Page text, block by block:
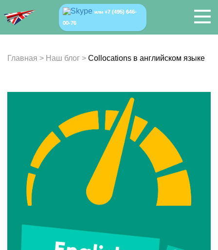
или +7 (495) 646-
00-76
Главная > Наш блог > Collocations в английском языке